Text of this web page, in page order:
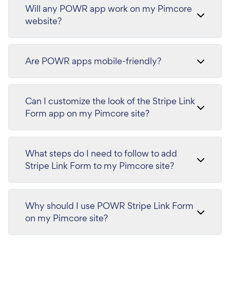
Will any POWR app work on my Pimcore
website?
Are POWR apps mobile-friendly?
Can I customize the look of the Stripe Link
Form app on my Pimcore site?
What steps do I need to follow to add
Stripe Link Form to my Pimcore site?
Why should I use POWR Stripe Link Form
on my Pimcore site?